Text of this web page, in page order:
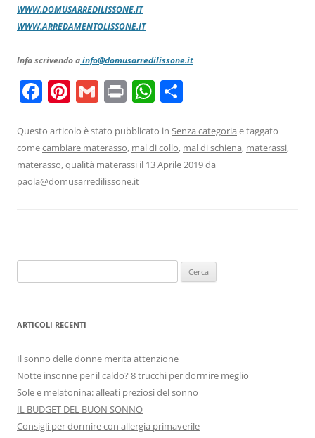
WWW.DOMUSARREDILISSONE.IT
WWW.ARREDAMENTOLISSONE.IT
Info scrivendo ainfo@domusarredilissone.it
F
c
e
b
Pi
er
e
st
G
ai
l
Pr
t
W
at
s
n
di
Questo articolo è stato pubblicato in Senza categoria e taggato
comecambiare materasso, mal di collo, mal di schiena, materassi,
materasso,qualità materassi il 13 Aprile 2019da
paola@domusarredilissone.it
per:
ARTICOLI RECENTI
Il sonno delle donne merita attenzione
Notte insonne per il caldo? 8 trucchi per dormire meglio
Sole e melatonina: alleati preziosi del sonno
IL BUDGET DEL BUON SONNO
Consigli per dormire con allergia primaverile